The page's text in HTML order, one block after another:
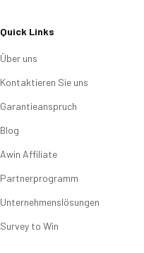
Quick Links
Über uns
Kontaktieren Sie uns
Garantieanspruch
Blog
Awin Affiliate
Partnerprogramm
Unternehmenslösungen
Survey to Win